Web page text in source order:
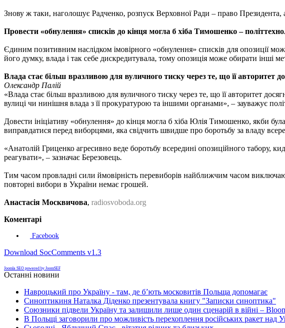
Знову ж таки, наголошує Радченко, розпуск Верховної Ради – право Президента,
Провести «обнулення» списків до кінця могла б хіба Тимошенко –
Єдиним позитивним наслідком імовірного «обнулення» списків для опозиції
його думку, влада і так себе дискредитувала, тому опозиція може обирати інші
Влада стає більш вразливою для вуличного тиску через те, що її авторитет
Олександр Палій
«Влада стає більш вразливою для вуличного тиску через те, що її авторитет
вулиці чи нинішня влада з її прокуратурою та іншими органами», – зауважує
Довести ініціативу «обнулення» до кінця могла б хіба Юлія Тимошенко, якби
виправдатися перед виборцями, яка свідчить швидше про боротьбу за владу
«Анатолій Гриценко агресивно веде боротьбу всередині опозиційного табору,
реагувати», – зазначає Березовець.
Тим часом провладні сили ймовірність перевиборів найближчим часом
повторні вибори в України немає грошей.
Анастасія Москвичова, radiosvoboda.org
Коментарі
Facebook
Download SocComments v1.3
Joomla SEO powered by JoomSEF
Останні новини
Навроцький про Україну - там, де б’ють московитів Польща допомагає
Синоптикиня Наталка Діденко презентувала книгу "Записки синоптика"
Союзники підвели Україну та залишили лише один сценарій в війні –
В Польщі заговорили про можливість перехоплення російських ракет над